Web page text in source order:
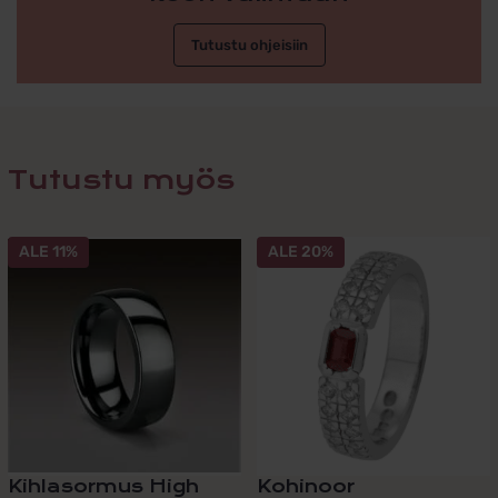
Tutustu ohjeisiin
Tutustu myös
ALE 11%
Kihlasormus High
Tällä
tuotteella
ALE 20%
Kohinoor